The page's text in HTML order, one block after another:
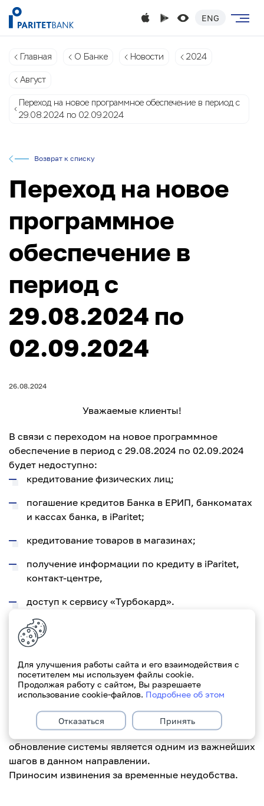
ENG
Главная О Банке Новости 2024
Август
Переход на новое программное обеспечение в период с
29.08.2024 по 02.09.2024
Возврат к списку
Переход на новое
программное
обеспечение в
период с
29.08.2024 по
02.09.2024
26.08.2024
Уважаемые клиенты!
В связи с переходом на новое программное
обеспечение в период с 29.08.2024 по 02.09.2024
будет недоступно:
кредитование физических лиц;
погашение кредитов Банка в ЕРИП, банкоматах
и кассах банка, в iParitet;
кредитование товаров в магазинах;
получение информации по кредиту в iParitet,
контакт-центре,
доступ к сервису «Турбокард».
Также в период с 23:00 28.08.2024 по 8:30
02.09.2024 возможна неработоспособность
продолжительностью до двух часов в iParitet,
связанная с обновлением информационных
систем.
Мы постоянно работаем над улучшением
процессов для клиентов банка и данное
обновление системы является одним из важнейших
шагов в данном направлении.
Приносим извинения за временные неудобства.
Для улучшения работы сайта и его взаимодействия с
посетителем мы используем файлы cookie.
Продолжая работу с сайтом, Вы разрешаете
использование cookie-файлов. Подробнее об этом
Отказаться Принять